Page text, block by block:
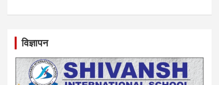
विज्ञापन